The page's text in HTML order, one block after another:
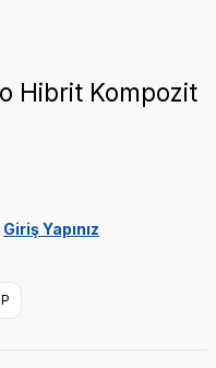
Hibrit Kompozit
Giriş Yapınız